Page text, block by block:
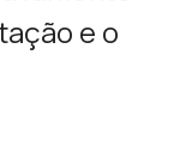
e o